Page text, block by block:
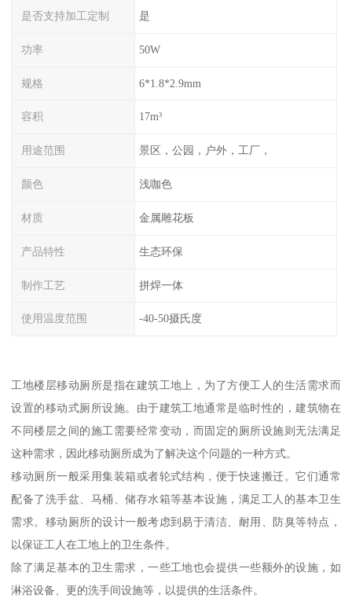
是否支持加工定制 是
功率 50W
规格 6*1.8*2.9mm
容积 17m³
用途范围 景区，公园，户外，工厂，
颜色 浅咖色
材质 金属雕花板
产品特性 生态环保
制作工艺 拼焊一体
使用温度范围 -40-50摄氏度
工地楼层移动厕所是指在建筑工地上，为了方便工人的生活需求而
设置的移动式厕所设施。由于建筑工地通常是临时性的，建筑物在
不同楼层之间的施工需要经常变动，而固定的厕所设施则无法满足
这种需求，因此移动厕所成为了解决这个问题的一种方式。
移动厕所一般采用集装箱或者轮式结构，便于快速搬迁。它们通常
配备了洗手盆、马桶、储存水箱等基本设施，满足工人的基本卫生
需求。移动厕所的设计一般考虑到易于清洁、耐用、防臭等特点，
以保证工人在工地上的卫生条件。
除了满足基本的卫生需求，一些工地也会提供一些额外的设施，如
淋浴设备、更的洗手间设施等，以提供的生活条件。